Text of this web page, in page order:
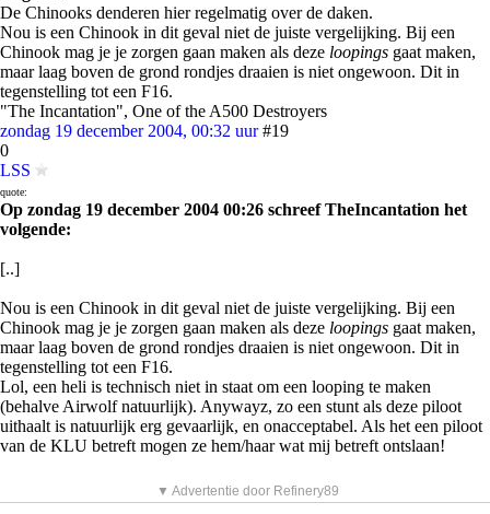
De Chinooks denderen hier regelmatig over de daken.
Nou is een Chinook in dit geval niet de juiste vergelijking. Bij een
Chinook mag je je zorgen gaan maken als deze loopings gaat maken,
maar laag boven de grond rondjes draaien is niet ongewoon. Dit in
tegenstelling tot een F16.
"The Incantation", One of the A500 Destroyers
zondag 19 december 2004, 00:32 uur #19
0
LSS
quote:
Op zondag 19 december 2004 00:26 schreef TheIncantation het
volgende:
[..]
Nou is een Chinook in dit geval niet de juiste vergelijking. Bij een
Chinook mag je je zorgen gaan maken als deze loopings gaat maken,
maar laag boven de grond rondjes draaien is niet ongewoon. Dit in
tegenstelling tot een F16.
Lol, een heli is technisch niet in staat om een looping te maken
(behalve Airwolf natuurlijk). Anywayz, zo een stunt als deze piloot
uithaalt is natuurlijk erg gevaarlijk, en onacceptabel. Als het een piloot
van de KLU betreft mogen ze hem/haar wat mij betreft ontslaan!
▼ Advertentie door Refinery89